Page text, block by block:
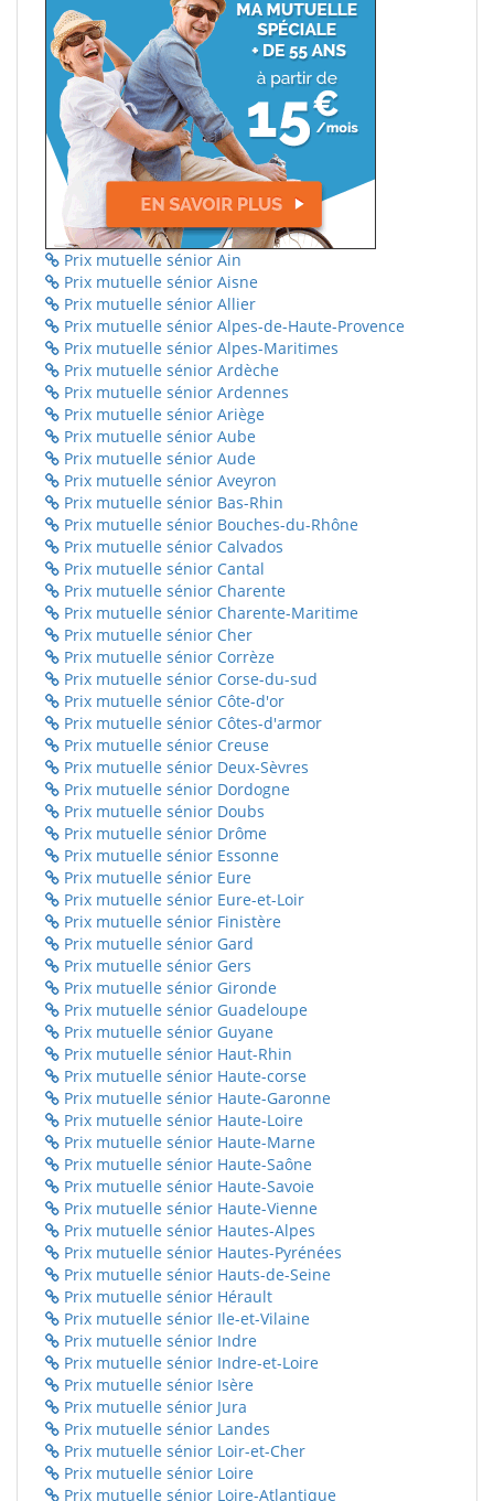
Prix mutuelle sénior Ain
Prix mutuelle sénior Aisne
Prix mutuelle sénior Allier
Prix mutuelle sénior Alpes-de-Haute-Provence
Prix mutuelle sénior Alpes-Maritimes
Prix mutuelle sénior Ardèche
Prix mutuelle sénior Ardennes
Prix mutuelle sénior Ariège
Prix mutuelle sénior Aube
Prix mutuelle sénior Aude
Prix mutuelle sénior Aveyron
Prix mutuelle sénior Bas-Rhin
Prix mutuelle sénior Bouches-du-Rhône
Prix mutuelle sénior Calvados
Prix mutuelle sénior Cantal
Prix mutuelle sénior Charente
Prix mutuelle sénior Charente-Maritime
Prix mutuelle sénior Cher
Prix mutuelle sénior Corrèze
Prix mutuelle sénior Corse-du-sud
Prix mutuelle sénior Côte-d'or
Prix mutuelle sénior Côtes-d'armor
Prix mutuelle sénior Creuse
Prix mutuelle sénior Deux-Sèvres
Prix mutuelle sénior Dordogne
Prix mutuelle sénior Doubs
Prix mutuelle sénior Drôme
Prix mutuelle sénior Essonne
Prix mutuelle sénior Eure
Prix mutuelle sénior Eure-et-Loir
Prix mutuelle sénior Finistère
Prix mutuelle sénior Gard
Prix mutuelle sénior Gers
Prix mutuelle sénior Gironde
Prix mutuelle sénior Guadeloupe
Prix mutuelle sénior Guyane
Prix mutuelle sénior Haut-Rhin
Prix mutuelle sénior Haute-corse
Prix mutuelle sénior Haute-Garonne
Prix mutuelle sénior Haute-Loire
Prix mutuelle sénior Haute-Marne
Prix mutuelle sénior Haute-Saône
Prix mutuelle sénior Haute-Savoie
Prix mutuelle sénior Haute-Vienne
Prix mutuelle sénior Hautes-Alpes
Prix mutuelle sénior Hautes-Pyrénées
Prix mutuelle sénior Hauts-de-Seine
Prix mutuelle sénior Hérault
Prix mutuelle sénior Ile-et-Vilaine
Prix mutuelle sénior Indre
Prix mutuelle sénior Indre-et-Loire
Prix mutuelle sénior Isère
Prix mutuelle sénior Jura
Prix mutuelle sénior Landes
Prix mutuelle sénior Loir-et-Cher
Prix mutuelle sénior Loire
Prix mutuelle sénior Loire-Atlantique